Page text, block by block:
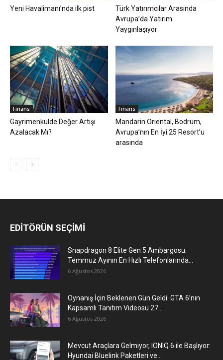
​Yeni Havalimanı’nda ilk pist
Türk Yatırımcılar Arasında
Avrupa’da Yatırım
Yaygınlaşıyor
Finans
Gayrimenkulde Değer Artışı
Azalacak Mı?
Finans
Mandarin Oriental, Bodrum,
Avrupa’nın En İyi 25 Resort’u
arasında
EDİTÖRÜN SEÇİMİ
Snapdragon 8 Elite Gen 5 Ambargosu:
Temmuz Ayının En Hızlı Telefonlarında...
6 Ağustos 2026
Oynanış İçin Beklenen Gün Geldi: GTA 6’nın
Kapsamlı Tanıtım Videosu 27...
6 Ağustos 2026
Mevcut Araçlara Gelmiyor, IONIQ 6 ile Başlıyor:
Hyundai Bluelink Paketleri ve...